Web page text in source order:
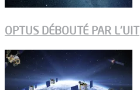
OPTUS DÉBOUTÉ PAR L’UIT